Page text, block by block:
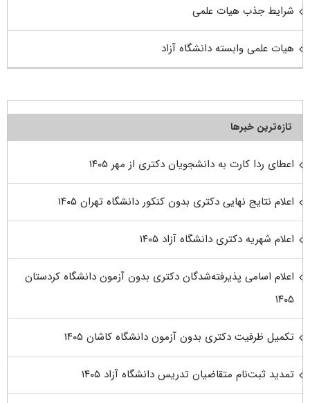
شرایط جذب هیات علمی
هیات علمی وابسته دانشگاه آزاد
تازه‌ترین خبرها
اعطای ردا کارت به دانشجویان دکتری از مهر ۱۴۰۵
اعلام نتایج نهایی دکتری بدون کنکور دانشگاه تهران ۱۴۰۵
اعلام شهریه دکتری دانشگاه آزاد ۱۴۰۵
اعلام اسامی پذیرفته‌شدگان دکتری بدون آزمون دانشگاه کردستان
۱۴۰۵
تکمیل ظرفیت دکتری بدون آزمون دانشگاه کاشان ۱۴۰۵
تمدید ثبت‌نام متقاضیان تدریس دانشگاه آزاد ۱۴۰۵